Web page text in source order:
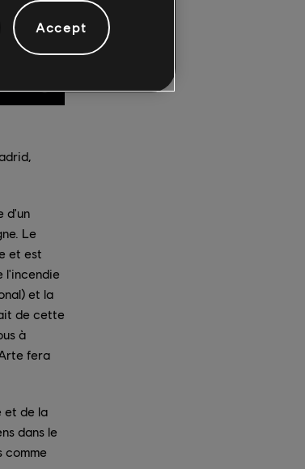
d'un
Le
et est
l'incendie
et la
de cette
à
fera
et de la
dans le
comme
Accept